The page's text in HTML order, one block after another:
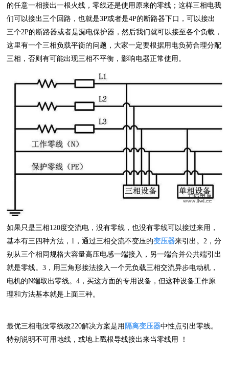
的任意一相接出一根火线，零线还是使用原来的零线；这样三相电我
们可以接出三个回路，也就是3P或者是4P的断路器下口，可以接出
三个2P的断路器或者是漏电保护器，然后我们就可以接至各个负载，
这里有一个三相负载平衡的问题，大家一定要根据用电负荷合理分配
三相，否则有可能出现三相不平衡，影响电器正常使用。
如果只是三相120度交流电，没有零线，也没有零线可以接过来用，
基本有三四种方法，1，通过三相交流不变压的变压器来引出。2，分
别从三个相同规格大容量高压电感一端接入，另一端合并公共端引出
就是零线。3，用三角形接法接入一个无负载三相交流异步电动机，
电机的N端取出零线。4，买这方面的专用设备，但这种设备工作原
理和方法基本就是上面三种。
最优三相电没零线改220解决方案是用 隔离变压器中性点引出零线。
特别说明不可用地线，或地上戳根导线接出来当零线用 ！